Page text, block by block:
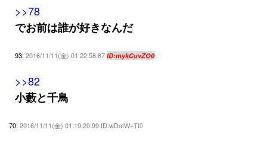
>>78
でお前は誰が好きなんだ
93: 2016/11/11(金) 01:22:58.87 ID:mykCuvZO0
>>82
小藪と千鳥
70: 2016/11/11(金) 01:19:20.99 ID:wDatW+Tt0